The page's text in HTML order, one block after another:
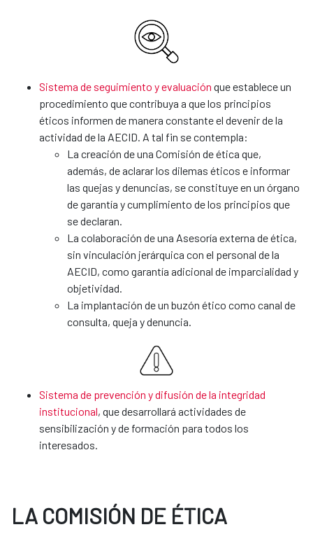
Sistema de seguimiento y evaluación que establece un
procedimiento que contribuya a que los principios
éticos informen de manera constante el devenir de la
actividad de la AECID. A tal fin se contempla:
La creación de una Comisión de ética que,
además, de aclarar los dilemas éticos e informar
las quejas y denuncias, se constituye en un órgano
de garantía y cumplimiento de los principios que
se declaran.
La colaboración de una Asesoría externa de ética,
sin vinculación jerárquica con el personal de la
AECID, como garantía adicional de imparcialidad y
objetividad.
La implantación de un buzón ético como canal de
consulta, queja y denuncia.
Sistema de prevención y difusión de la integridad
institucional, que desarrollará actividades de
sensibilización y de formación para todos los
interesados.
LA COMISIÓN DE ÉTICA